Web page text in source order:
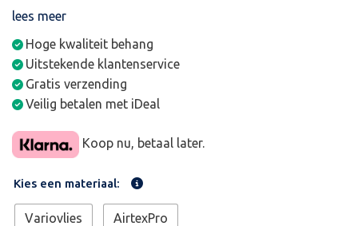
lees meer
Hoge kwaliteit behang
Uitstekende klantenservice
Gratis verzending
Veilig betalen met iDeal
Koop nu, betaal later.
Kies een materiaal:
Variovlies AirtexPro